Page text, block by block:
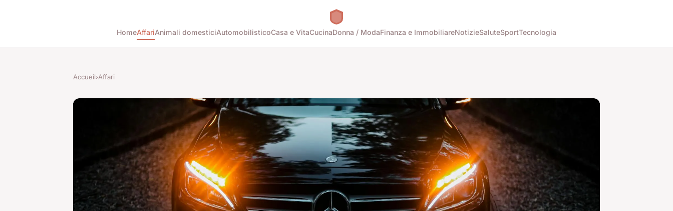
HomeAffariAnimali domesticiAutomobilisticoCasa e VitaCucinaDonna / ModaFinanza e ImmobiliareNotizieSaluteSportTecnologia
Accueil›Affari